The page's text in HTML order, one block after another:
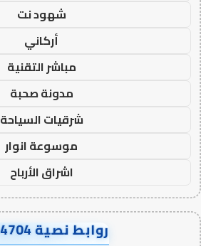
شهود نت
أركاني
مباشر التقنية
مدونة صحبة
شرقيات السياحة
موسوعة انوار
اشراق الأرباح
روابط نصية AA14704